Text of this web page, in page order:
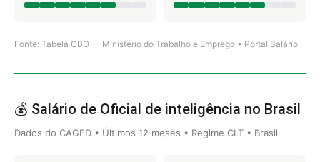
Fonte: Tabela CBO — Ministério do Trabalho e Emprego • Portal Salário
💰 Salário de Oficial de inteligência no Brasil
Dados do CAGED • Últimos 12 meses • Regime CLT • Brasil